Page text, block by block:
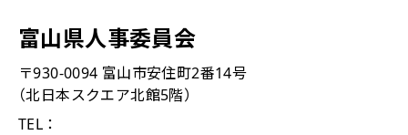
富山県人事委員会
〒930-0094 富山市安住町2番14号
（北日本スクエア北館5階）
TEL：